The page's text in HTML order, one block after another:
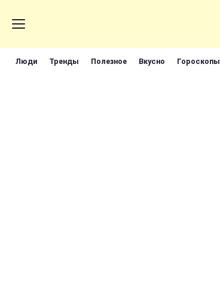
Люди Тренды Полезное Вкусно Гороскопы